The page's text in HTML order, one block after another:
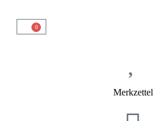
0
Merkzettel